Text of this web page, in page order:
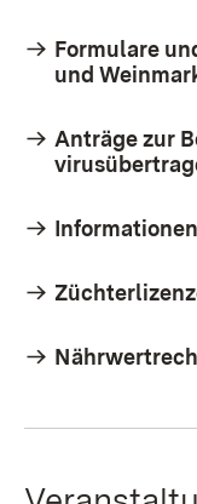
Formulare
und
Anträge zur